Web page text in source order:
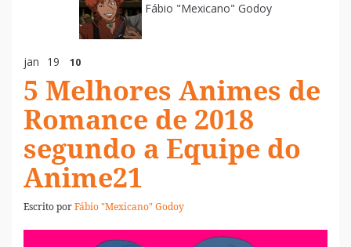
Fábio "Mexicano" Godoy
jan 19 10
5 Melhores Animes de
Romance de 2018
segundo a Equipe do
Anime21
Escrito porFábio "Mexicano" Godoy